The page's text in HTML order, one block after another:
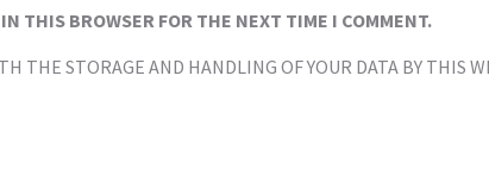
THIS BROWSER FOR THE NEXT TIME I COMMENT.
THE STORAGE AND HANDLING OF YOUR DATA BY THIS